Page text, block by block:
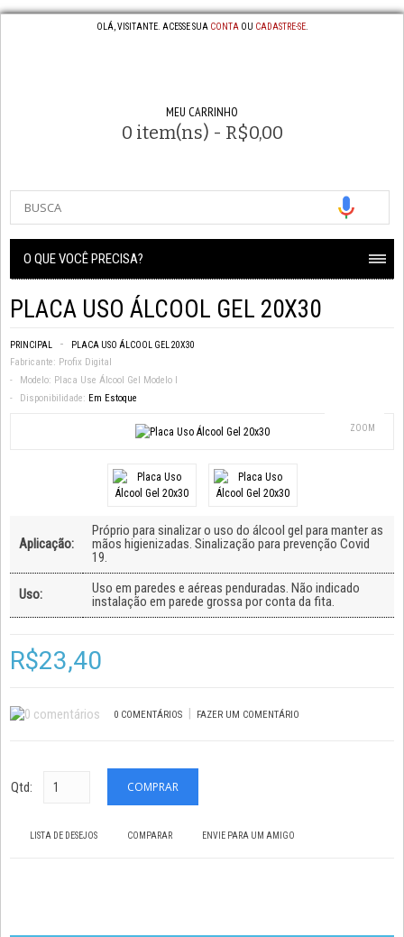
OLÁ, VISITANTE. ACESSE SUA CONTA OU CADASTRE-SE.
MEU CARRINHO
0 item(ns) - R$0,00
O QUE VOCÊ PRECISA?
PLACA USO ÁLCOOL GEL 20X30
PRINCIPAL PLACA USO ÁLCOOL GEL 20X30
Fabricante: Profix Digital
Modelo: Placa Use Álcool Gel Modelo I
Disponibilidade: Em Estoque
ZOOM
Aplicação:
Próprio para sinalizar o uso do álcool gel para manter as
mãos higienizadas. Sinalização para prevenção Covid
19.
Uso:
Uso em paredes e aéreas penduradas. Não indicado
instalação em parede grossa por conta da fita.
R$23,40
0 COMENTÁRIOS | FAZER UM COMENTÁRIO
Qtd:
LISTA DE DESEJOS COMPARAR ENVIE PARA UM AMIGO